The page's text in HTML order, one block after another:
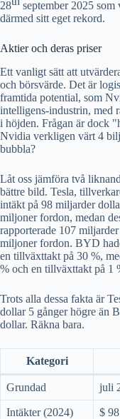
28
september 2025
därmed sitt eget rekord.
Aktier och deras priser
Ett vanligt sätt att
och börsvärde. Det är
framtida potential, som
intelligens-industrin, med
i höjden. Frågan är dock
Nvidia verkligen värt 4
bubbla?
Låt oss jämföra två
bättre bild. Tesla,
intäkt på 98 miljarder
miljoner fordon, medan
rapporterade 107
miljoner fordon. BYD
en tillväxttakt på 30 %,
% och en tillväxttakt på 1
Trots alla dessa fakta är
dollar 5 gånger högre än
dollar. Räkna bara.
Kategori
Grundad juli
Intäkter (2024) $